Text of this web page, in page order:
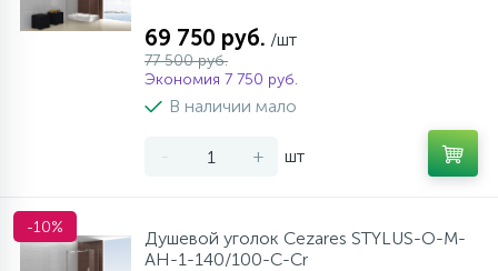
69 750 руб. /шт
77 500 руб.
Экономия 7 750 руб.
В наличии мало
- + шт
-10%
Душевой уголок Cezares STYLUS-O-M-
AH-1-140/100-C-Cr